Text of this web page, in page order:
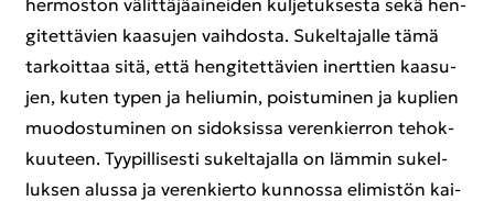
gi­tet­tä­vien kaa­su­jen vaih­dos­ta. Su­kel­ta­jal­le tämä
tar­koit­taa sitä, että hen­gi­tet­tä­vien inert­tien kaa­su­
jen, kuten typen ja he­liu­min, pois­tu­mi­nen ja kuplien
muo­dos­tu­mi­nen on si­dok­sis­sa ve­ren­kier­ron te­hok­
kuu­teen. Tyy­pil­li­ses­ti su­kel­ta­jal­la on läm­min su­kel­
luk­sen alus­sa ja ve­ren­kier­to kun­nos­sa eli­mis­tön kai­